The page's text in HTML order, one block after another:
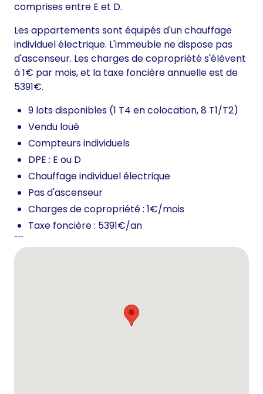
comprises entre E et D.
Les appartements sont équipés d'un chauffage
individuel électrique. L'immeuble ne dispose pas
d'ascenseur. Les charges de copropriété s'élèvent
à 1€ par mois, et la taxe foncière annuelle est de
5391€.
9 lots disponibles (1 T4 en colocation, 8 T1/T2)
Vendu loué
Compteurs individuels
DPE : E ou D
Chauffage individuel électrique
Pas d'ascenseur
Charges de copropriété : 1€/mois
Taxe foncière : 5391€/an
```